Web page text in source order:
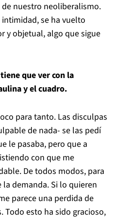
nuestro neoliberalismo.
se ha vuelto
y objetual, algo que sigue
que ver con la
y el cuadro.
para tanto. Las disculpas
de nada- se las pedí
le pasaba, pero que a
con que me
De todos modos, para
demanda. Si lo quieren
parece una perdida de
Todo esto ha sido gracioso,